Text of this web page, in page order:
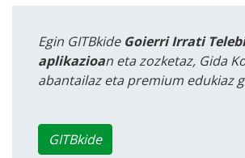
Egin GITBkide Goierri Irrati
aplikazioan eta zozketaz, Gida
abantailaz eta premium edukiaz
GITBkide